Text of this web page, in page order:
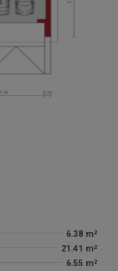
6.38 m²
21.41 m²
6.55 m²